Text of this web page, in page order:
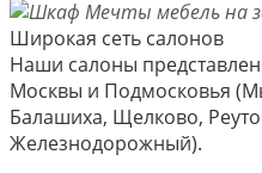
Широкая сеть салонов
Наши салоны
Москвы и Подмосковья
Балашиха, Щелково,
Железнодорожный).